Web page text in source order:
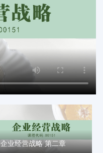
企业经营战略 第二章